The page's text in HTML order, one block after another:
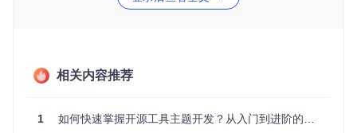
为什么有些主题看起来专业而协调，而另一些却显得杂乱无
layout.mustache扮演着"舞台设计师"的角色，负责定义整个
导航控件、页脚信息和全局样式引用。在项目的templates目
录中，你可以找到默认的布局模板，它定义了从标题幻灯片到
相关内容推荐
1 如何快速掌握开源工具主题开发？从入门到进阶的实用指南